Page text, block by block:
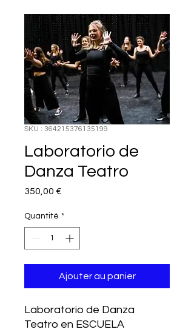
SKU : 364215376135199
Laboratorio de
Danza Teatro
350,00 €
Quantité *
Ajouter au panier
Laboratorio de Danza
Teatro en ESCUELA